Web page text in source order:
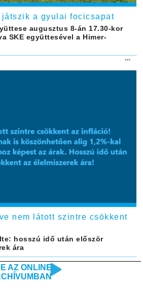
játszik a gyulai focicsapat
augusztus 8-án 17.30-kor
SKE együttesével a Himer-
nem látott szintre csökkent
hosszú idő után először
ára
AZ ONLINE